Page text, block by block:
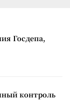
Госдепа,
контроль